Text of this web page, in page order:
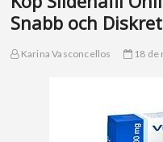
Snabb och
Karina Vasconcellos 18 de